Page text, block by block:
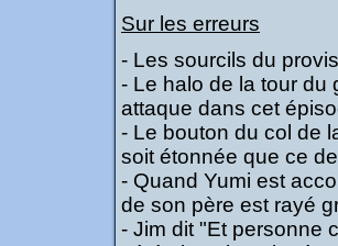
Sur les erreurs
- Les sourcils du
- Le halo de la tour du
attaque dans cet
- Le bouton du col de
soit étonnée que ce
- Quand Yumi est
de son père est rayé
- Jim dit "Et personne